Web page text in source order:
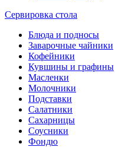
Сервировка стола
Блюда и подносы
Заварочные чайники
Кофейники
Кувшины и графины
Масленки
Молочники
Подставки
Салатники
Сахарницы
Соусники
Фондю